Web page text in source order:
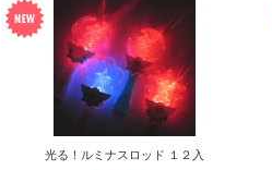
光る！ルミナスロッド １２入